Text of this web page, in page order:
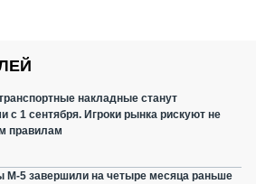
накладные станут
с 1 сентября. Игроки рынка рискуют не
правилам
М-5 завершили на четыре месяца раньше